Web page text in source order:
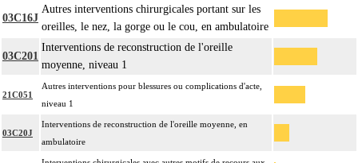
03C16J
Autres interventions chirurgicales portant sur les
oreilles, le nez, la gorge ou le cou, en ambulatoire
03C201
Interventions de reconstruction de l'oreille
moyenne, niveau 1
21C051
Autres interventions pour blessures ou complications d'acte,
niveau 1
03C20J
Interventions de reconstruction de l'oreille moyenne, en
ambulatoire